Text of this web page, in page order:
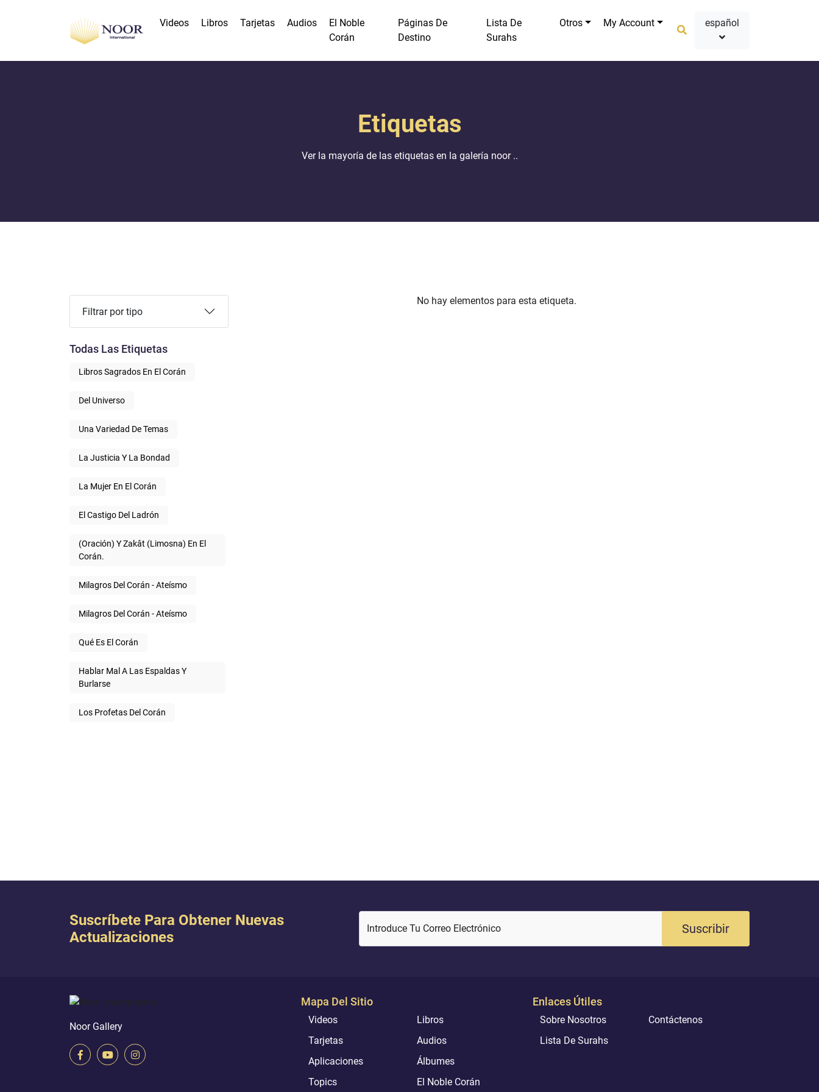
Videos Libros Tarjetas Audios
El Noble
Corán
Páginas De
Destino
Lista De
Surahs
Otros My Account
Etiquetas
Ver la mayoría de las etiquetas en la galería noor ..
Filtrar por tipo
Todas Las Etiquetas
Libros Sagrados En El Corán
Del Universo
Una Variedad De Temas
La Justicia Y La Bondad
La Mujer En El Corán
El Castigo Del Ladrón
(Oración) Y Zakât (limosna) En El
Corán.
Milagros Del Corán - Ateísmo
Milagros Del Corán - Ateísmo
Qué Es El Corán
Hablar Mal A Las Espaldas Y
Burlarse
Los Profetas Del Corán
No hay elementos para esta etiqueta.
Suscríbete Para Obtener Nuevas
Actualizaciones
Introduce Tu Correo Electrónico Suscribir
Noor Gallery
Mapa Del Sitio
Videos
Libros
Tarjetas
Audios
Aplicaciones
Álbumes
Topics
El Noble Corán
Enlaces Útiles
Sobre Nosotros
Contáctenos
Lista De Surahs